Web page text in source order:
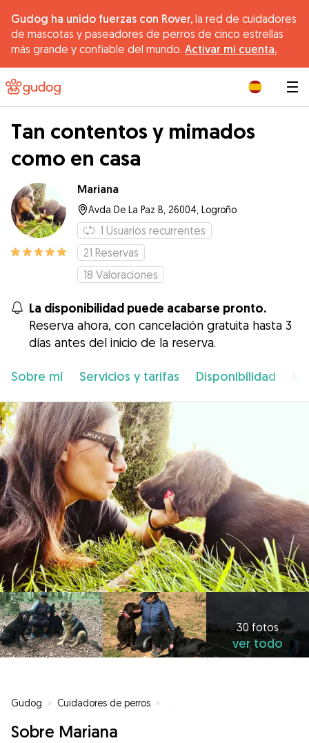
Gudog ha unido fuerzas con Rover, la red de cuidadores
de mascotas y paseadores de perros de cinco estrellas
más grande y confiable del mundo. Activar mi cuenta.
Tan contentos y mimados
como en casa
Mariana
Avda De La Paz B, 26004, Logroño
1 Usuarios recurrentes
21 Reservas
18 Valoraciones
La disponibilidad puede acabarse pronto.
Reserva ahora, con cancelación gratuita hasta 3
días antes del inicio de la reserva.
Sobre mí Servicios y tarifas Disponibilidad
30 fotos
ver todo
Gudog » Cuidadores de perros »
Sobre Mariana